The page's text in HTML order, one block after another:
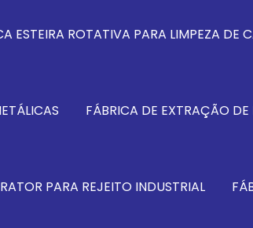
ESTEIRA ROTATIVA PARA LIMPEZA DE
FÁBRICA DE EXTRAÇÃO
PARA REJEITO INDUSTRIAL